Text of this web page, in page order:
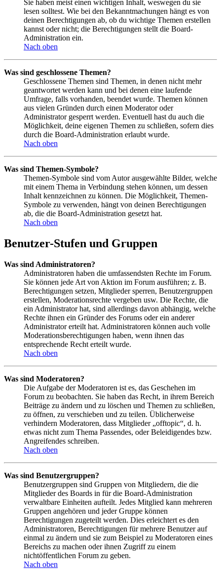
Sie haben meist einen wichtigen Inhalt, weswegen du sie
lesen solltest. Wie bei den Bekanntmachungen hängt es von
deinen Berechtigungen ab, ob du wichtige Themen erstellen
kannst oder nicht; die Berechtigungen stellt die Board-
Administration ein.
Nach oben
Was sind geschlossene Themen?
Geschlossene Themen sind Themen, in denen nicht mehr
geantwortet werden kann und bei denen eine laufende
Umfrage, falls vorhanden, beendet wurde. Themen können
aus vielen Gründen durch einen Moderator oder
Administrator gesperrt werden. Eventuell hast du auch die
Möglichkeit, deine eigenen Themen zu schließen, sofern dies
durch die Board-Administration erlaubt wurde.
Nach oben
Was sind Themen-Symbole?
Themen-Symbole sind vom Autor ausgewählte Bilder, welche
mit einem Thema in Verbindung stehen können, um dessen
Inhalt kennzeichnen zu können. Die Möglichkeit, Themen-
Symbole zu verwenden, hängt von deinen Berechtigungen
ab, die die Board-Administration gesetzt hat.
Nach oben
Benutzer-Stufen und Gruppen
Was sind Administratoren?
Administratoren haben die umfassendsten Rechte im Forum.
Sie können jede Art von Aktion im Forum ausführen; z. B.
Berechtigungen setzen, Mitglieder sperren, Benutzergruppen
erstellen, Moderationsrechte vergeben usw. Die Rechte, die
ein Administrator hat, sind allerdings davon abhängig, welche
Rechte ihnen ein Gründer des Forums oder ein anderer
Administrator erteilt hat. Administratoren können auch volle
Moderationsberechtigungen haben, wenn ihnen das
entsprechende Recht erteilt wurde.
Nach oben
Was sind Moderatoren?
Die Aufgabe der Moderatoren ist es, das Geschehen im
Forum zu beobachten. Sie haben das Recht, in ihrem Bereich
Beiträge zu ändern und zu löschen und Themen zu schließen,
zu öffnen, zu verschieben und zu teilen. Üblicherweise
verhindern Moderatoren, dass Mitglieder „offtopic“, d. h.
etwas nicht zum Thema Passendes, oder Beleidigendes bzw.
Angreifendes schreiben.
Nach oben
Was sind Benutzergruppen?
Benutzergruppen sind Gruppen von Mitgliedern, die die
Mitglieder des Boards in für die Board-Administration
verwaltbare Einheiten aufteilt. Jedes Mitglied kann mehreren
Gruppen angehören und jeder Gruppe können
Berechtigungen zugeteilt werden. Dies erleichtert es den
Administratoren, Berechtigungen für mehrere Benutzer auf
einmal zu ändern und sie zum Beispiel zu Moderatoren eines
Bereichs zu machen oder ihnen Zugriff zu einem
nichtöffentlichen Forum zu geben.
Nach oben